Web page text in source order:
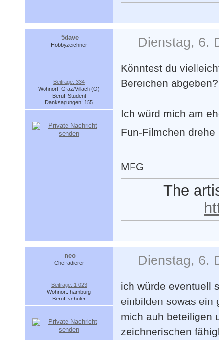
5dave
Hobbyzeichner
Beiträge: 334
Wohnort: Graz/Villach (Ö)
Beruf: Student
Danksagungen: 155
Dienstag, 6.
Könntest du
Bereichen
Ich würd mich am
Fun-Filmchen
MFG
The
neo
Chefradierer
Beiträge: 1 023
Wohnort: hamburg
Beruf: schüler
Dienstag, 6.
ich würde eventuell
einbilden sowas ein
mich auh beteiligen
zeichnerischen